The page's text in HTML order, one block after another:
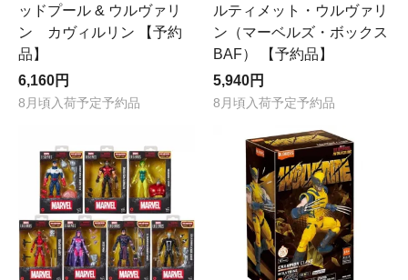
ッドプール & ウルヴァリ
ン カヴィルリン 【予約
品】
6,160円
8月頃入荷予定予約品
ルティメット・ウルヴァリ
ン（マーベルズ・ボックス
BAF） 【予約品】
5,940円
8月頃入荷予定予約品